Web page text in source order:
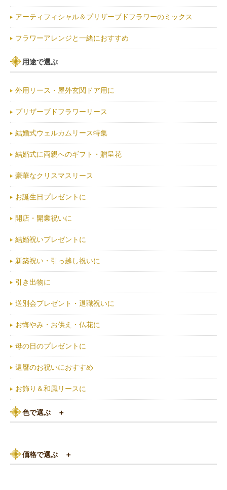
アーティフィシャル＆プリザーブドフラワーのミックス
フラワーアレンジと一緒におすすめ
用途で選ぶ
外用リース・屋外玄関ドア用に
プリザーブドフラワーリース
結婚式ウェルカムリース特集
結婚式に両親へのギフト・贈呈花
豪華なクリスマスリース
お誕生日プレゼントに
開店・開業祝いに
結婚祝いプレゼントに
新築祝い・引っ越し祝いに
引き出物に
送別会プレゼント・退職祝いに
お悔やみ・お供え・仏花に
母の日のプレゼントに
還暦のお祝いにおすすめ
お飾り＆和風リースに
色で選ぶ ＋
黄色・オレンジ系
価格で選ぶ ＋